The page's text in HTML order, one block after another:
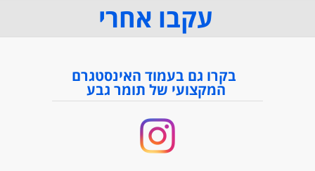
עקבו אחרי
בקרו גם בעמוד האינסטגרם
המקצועי של תומר גבע